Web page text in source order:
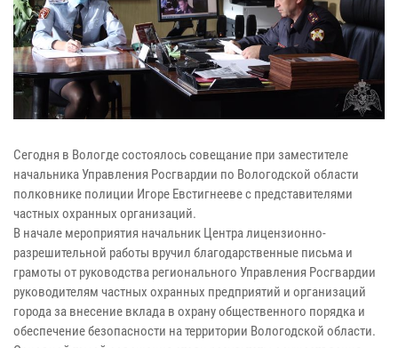
Сегодня в Вологде состоялось совещание при заместителе
начальника Управления Росгвардии по Вологодской области
полковнике полиции Игоре Евстигнееве с представителями
частных охранных организаций.
В начале мероприятия начальник Центра лицензионно-
разрешительной работы вручил благодарственные письма и
грамоты от руководства регионального Управления Росгвардии
руководителям частных охранных предприятий и организаций
города за внесение вклада в охрану общественного порядка и
обеспечение безопасности на территории Вологодской области.